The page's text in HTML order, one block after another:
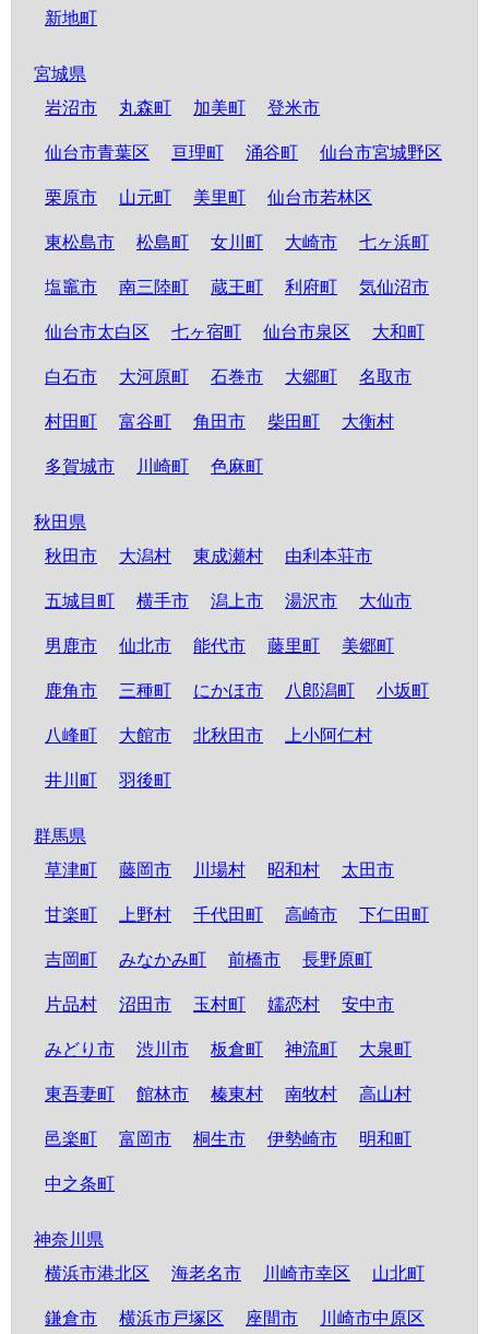
新地町
宮城県
岩沼市
丸森町 加美町 登米市
仙台市青葉区 亘理町 涌谷町 仙台市宮城野区
栗原市 山元町 美里町 仙台市若林区
東松島市 松島町 女川町 大崎市 七ヶ浜町
塩竈市 南三陸町 蔵王町 利府町 気仙沼市
仙台市太白区 七ヶ宿町 仙台市泉区 大和町
白石市 大河原町 石巻市 大郷町 名取市
村田町 富谷町 角田市 柴田町 大衡村
多賀城市 川崎町 色麻町
秋田県
秋田市
大潟村 東成瀬村 由利本荘市
五城目町 横手市 潟上市 湯沢市 大仙市
男鹿市 仙北市 能代市 藤里町 美郷町
鹿角市 三種町 にかほ市 八郎潟町 小坂町
八峰町 大館市 北秋田市 上小阿仁村
井川町 羽後町
群馬県
草津町
藤岡市 川場村 昭和村 太田市
甘楽町 上野村 千代田町 高崎市 下仁田町
吉岡町 みなかみ町 前橋市 長野原町
片品村 沼田市 玉村町 嬬恋村 安中市
みどり市 渋川市 板倉町 神流町 大泉町
東吾妻町 館林市 榛東村 南牧村 高山村
邑楽町 富岡市 桐生市 伊勢崎市 明和町
中之条町
神奈川県
横浜市港北区
海老名市 川崎市幸区 山北町
鎌倉市 横浜市戸塚区 座間市 川崎市中原区